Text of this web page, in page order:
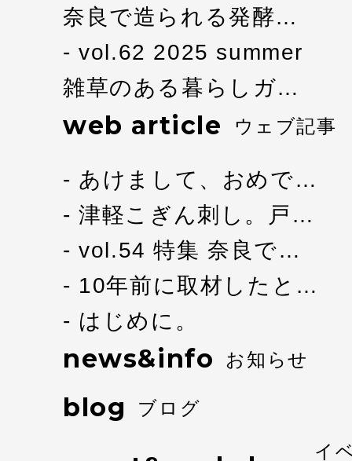
奈良で造られる発酵…
vol.62 2025 summer
雑草のある暮らしガ…
web article ウェブ記事
あけまして、おめで…
津軽こぎん刺し。戸…
vol.54 特集 奈良で…
10年前に取材したと…
はじめに。
news&info お知らせ
blog ブログ
イ